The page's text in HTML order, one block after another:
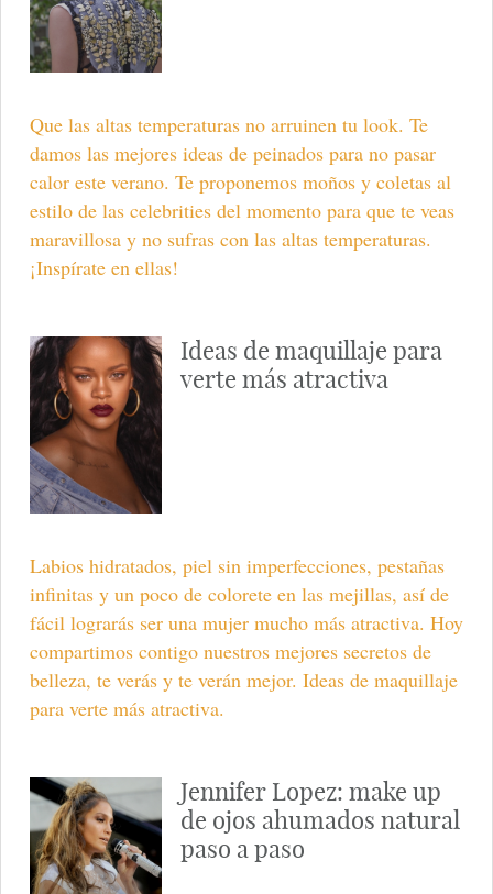
Que las altas temperaturas no arruinen tu look. Te
damos las mejores ideas de peinados para no pasar
calor este verano. Te proponemos moños y coletas al
estilo de las celebrities del momento para que te veas
maravillosa y no sufras con las altas temperaturas.
¡Inspírate en ellas!
Ideas de maquillaje para
verte más atractiva
Labios hidratados, piel sin imperfecciones, pestañas
infinitas y un poco de colorete en las mejillas, así de
fácil lograrás ser una mujer mucho más atractiva. Hoy
compartimos contigo nuestros mejores secretos de
belleza, te verás y te verán mejor. Ideas de maquillaje
para verte más atractiva.
Jennifer Lopez: make up
de ojos ahumados natural
paso a paso